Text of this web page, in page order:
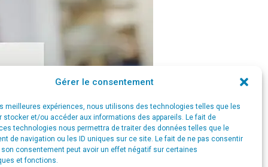
Gérer le consentement
meilleures expériences, nous utilisons des technologies telles que les
stocker et/ou accéder aux informations des appareils. Le fait de
technologies nous permettra de traiter des données telles que le
de navigation ou les ID uniques sur ce site. Le fait de ne pas consentir
son consentement peut avoir un effet négatif sur certaines
et fonctions.